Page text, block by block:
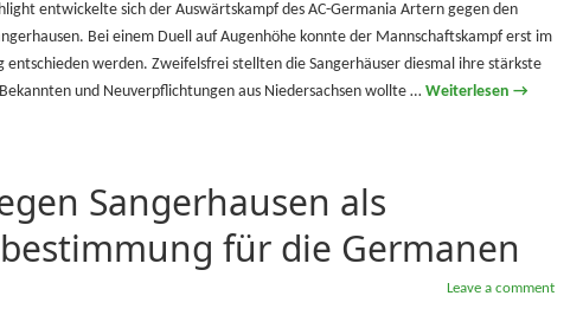
entwickelte sich der Auswärtskampf des AC-Germania Artern gegen den
Bei einem Duell auf Augenhöhe konnte der Mannschaftskampf erst im
entschieden werden. Zweifelsfrei stellten die Sangerhäuser diesmal ihre stärkste
und Neuverpflichtungen aus Niedersachsen wollte … Weiterlesen →
Sangerhausen als
für die Germanen
Leave a comment